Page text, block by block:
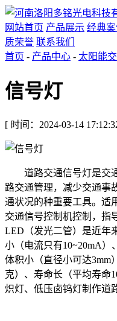
网站首页 产品展示 经典案
质荣誉 联系我们
首页 - 产品中心 - 太阳能
信号灯
[ 时间：2024-03-14
道路交通信号灯是交通
路交通管理，减少交通事
通状况的种重要工具。适
交通信号控制机控制，指
LED（发光二管）是近年
小（电流只有10~20mA）
体积小（直径小可达3mm
克）、寿命长（平均寿命
炽灯、低压卤钨灯制作道